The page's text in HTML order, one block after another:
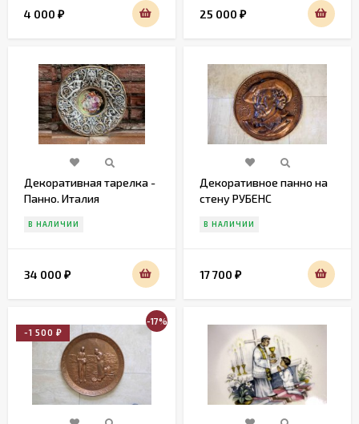
4 000 ₽ 25 000 ₽
Декоративная тарелка -
Панно. Италия
В НАЛИЧИИ
34 000 ₽
Декоративное панно на
стену РУБЕНС
В НАЛИЧИИ
17 700 ₽
-17%
-1 500
₽